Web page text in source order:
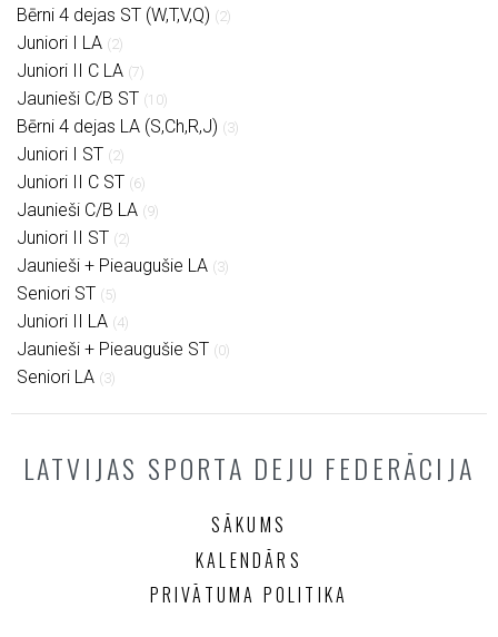
Bērni 4 dejas ST (W,T,V,Q) (2)
Juniori I LA (2)
Juniori II C LA (7)
Jaunieši C/B ST (10)
Bērni 4 dejas LA (S,Ch,R,J) (3)
Juniori I ST (2)
Juniori II C ST (6)
Jaunieši C/B LA (9)
Juniori II ST (2)
Jaunieši + Pieaugušie LA (3)
Seniori ST (5)
Juniori II LA (4)
Jaunieši + Pieaugušie ST (0)
Seniori LA (3)
LATVIJAS SPORTA DEJU FEDERĀCIJA
SĀKUMS
KALENDĀRS
PRIVĀTUMA POLITIKA